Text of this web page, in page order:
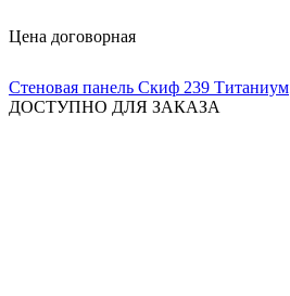
Цена договорная
Стеновая панель Скиф 239 Титаниум
ДОСТУПНО ДЛЯ ЗАКАЗА